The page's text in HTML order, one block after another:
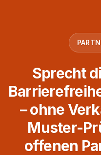
Sprecht
– ohne
Muster-
offenen